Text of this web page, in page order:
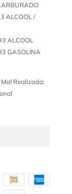
ALCOOL /
ALCOOL
GASOLINA
Realizada;